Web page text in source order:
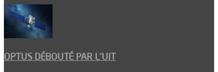
OPTUS DÉBOUTÉ PAR L’UIT